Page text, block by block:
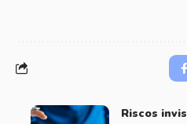
Riscos